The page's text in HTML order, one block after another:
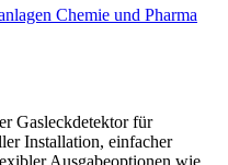
Chemie und Pharma
Gasleckdetektor für
Installation, einfacher
Ausgabeoptionen wie